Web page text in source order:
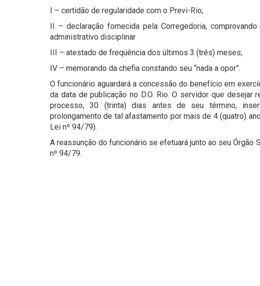
I – certidão de regularidade com o Previ-Rio;
II – declaração fornecida pela Corregedoria,
administrativo disciplinar
III – atestado de freqüência dos últimos 3 (três) meses;
IV – memorando da chefia constando seu “nada a opor”.
O funcionário aguardará a concessão do benefício em
da data de publicação no D.O. Rio. O servidor que desejar
processo, 30 (trinta) dias antes de seu término,
prolongamento de tal afastamento por mais de 4 (quatro)
Lei nº 94/79).
A reassunção do funcionário se efetuará junto ao seu
nº 94/79.